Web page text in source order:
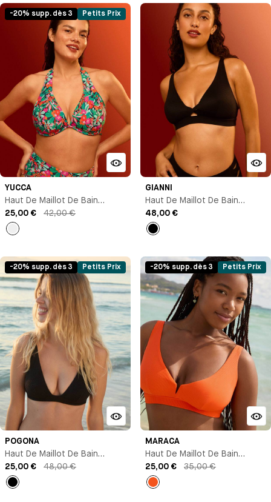
-20% supp. dès 3 Petits Prix
YUCCA
Haut De Maillot De Bain
Triangle Avec Armature
25,00 € 42,00 €
GIANNI
Haut De Maillot De Bain
Triangle Maintien
48,00 €
-20% supp. dès 3 Petits Prix
POGONA
Haut De Maillot De Bain
Triangle Avec Armature
25,00 € 48,00 €
-20% supp. dès 3 Petits Prix
MARACA
Haut De Maillot De Bain
Triangle Maintien
25,00 € 35,00 €